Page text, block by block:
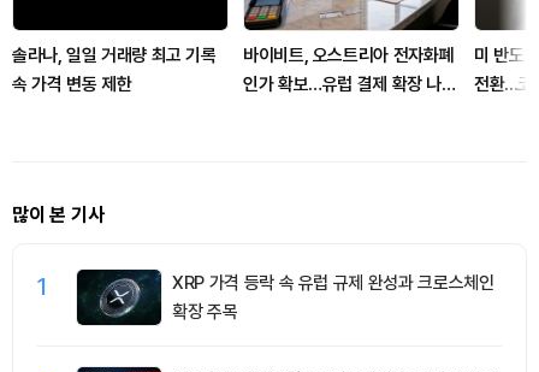
솔라나, 일일 거래량 최고 기록
속 가격 변동 제한
바이비트, 오스트리아 전자화폐
인가 확보…유럽 결제 확장 나선
미 반도
전환...
많이 본 기사
1
XRP 가격 등락 속 유럽 규제 완성과 크로스체인
확장 주목